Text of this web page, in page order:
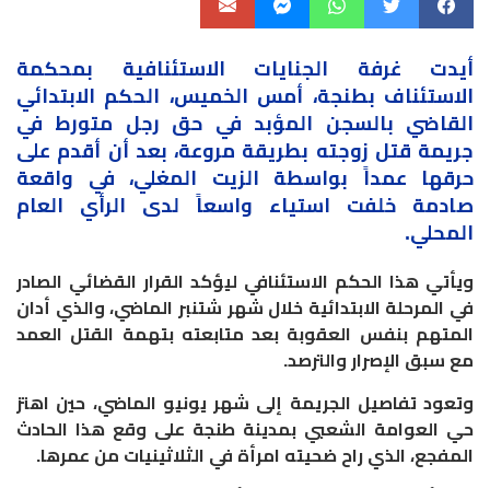
أيدت غرفة الجنايات الاستئنافية بمحكمة
الاستئناف بطنجة، أمس الخميس، الحكم الابتدائي
القاضي بالسجن المؤبد في حق رجل متورط في
جريمة قتل زوجته بطريقة مروعة، بعد أن أقدم على
حرقها عمداً بواسطة الزيت المغلي، في واقعة
صادمة خلفت استياء واسعاً لدى الرأي العام
المحلي.
ويأتي هذا الحكم الاستئنافي ليؤكد القرار القضائي الصادر
في المرحلة الابتدائية خلال شهر شتنبر الماضي، والذي أدان
المتهم بنفس العقوبة بعد متابعته بتهمة القتل العمد
مع سبق الإصرار والترصد.
وتعود تفاصيل الجريمة إلى شهر يونيو الماضي، حين اهتز
حي العوامة الشعبي بمدينة طنجة على وقع هذا الحادث
المفجع، الذي راح ضحيته امرأة في الثلاثينيات من عمرها.